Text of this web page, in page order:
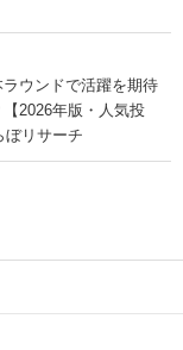
ラウンドで活躍を期待
2026年版・人気投
ぼリサーチ